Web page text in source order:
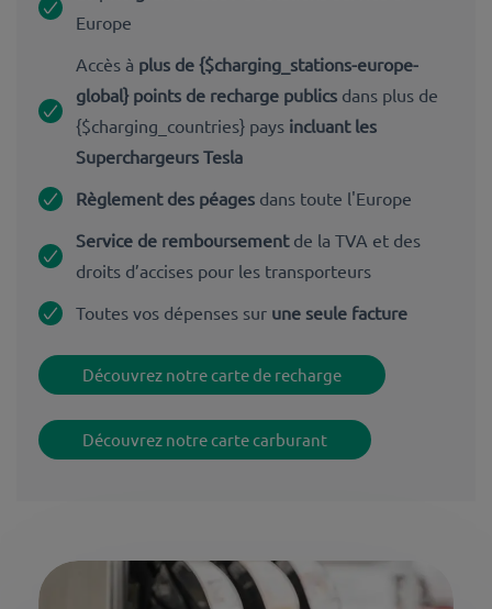
Europe
Accès à plus de {$charging_stations-europe-
global} points de recharge publics dans plus de
{$charging_countries} pays incluant les
Superchargeurs Tesla
Règlement des péages dans toute l'Europe
Service de remboursementde la TVA et des
droits d’accises pour les transporteurs
Toutes vos dépenses sur une seule facture
Découvrez notre carte de recharge
Découvrez notre carte carburant